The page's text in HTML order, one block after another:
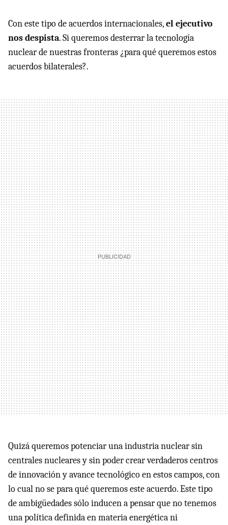
Con este tipo de acuerdos internacionales,el ejecutivo
nos despista. Si queremos desterrar la tecnología
nuclear de nuestras fronteras ¿para qué queremos estos
acuerdos bilaterales?.
Quizá queremos potenciar una industria nuclear sin
centrales nucleares y sin poder crear verdaderos centros
de innovación y avance tecnológico en estos campos, con
lo cual no se para qué queremos este acuerdo. Este tipo
de ambigüedades sólo inducen a pensar que no tenemos
una política definida en materia energética ni